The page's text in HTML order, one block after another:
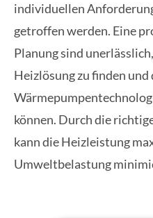
individuellen
getroffen werden. Eine
Planung sind
Heizlösung zu finden
können. Durch die
kann die Heizleistung
Umweltbelastung